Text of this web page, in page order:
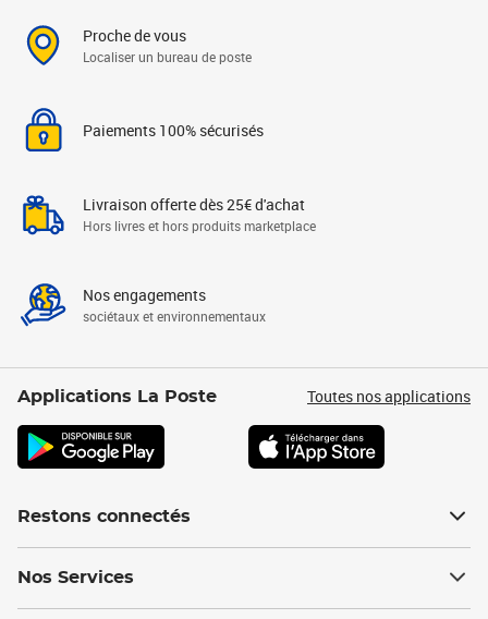
Proche de vous
Localiser un bureau de poste
Paiements 100% sécurisés
Livraison offerte dès 25€ d'achat
Hors livres et hors produits marketplace
Nos engagements
sociétaux et environnementaux
Applications La Poste Toutes nos applications
Restons connectés
Nos Services